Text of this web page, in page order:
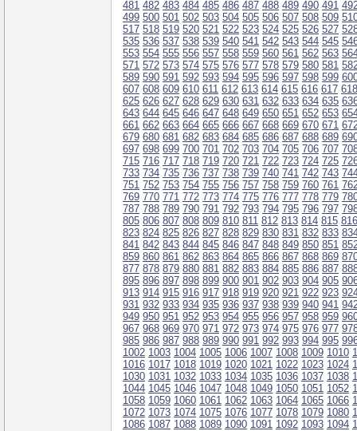
481 482 483 484 485 486 487 488 489 490 491
499 500 501 502 503 504 505 506 507 508 509
517 518 519 520 521 522 523 524 525 526 527
535 536 537 538 539 540 541 542 543 544 545
553 554 555 556 557 558 559 560 561 562 563
571 572 573 574 575 576 577 578 579 580 581
589 590 591 592 593 594 595 596 597 598 599
607 608 609 610 611 612 613 614 615 616 617 618
625 626 627 628 629 630 631 632 633 634 635
643 644 645 646 647 648 649 650 651 652 653
661 662 663 664 665 666 667 668 669 670 671
679 680 681 682 683 684 685 686 687 688 689
697 698 699 700 701 702 703 704 705 706 707
715 716 717 718 719 720 721 722 723 724 725
733 734 735 736 737 738 739 740 741 742 743
751 752 753 754 755 756 757 758 759 760 761
769 770 771 772 773 774 775 776 777 778 779
787 788 789 790 791 792 793 794 795 796 797
805 806 807 808 809 810 811 812 813 814 815 816
823 824 825 826 827 828 829 830 831 832 833
841 842 843 844 845 846 847 848 849 850 851
859 860 861 862 863 864 865 866 867 868 869
877 878 879 880 881 882 883 884 885 886 887
895 896 897 898 899 900 901 902 903 904 905
913 914 915 916 917 918 919 920 921 922 923
931 932 933 934 935 936 937 938 939 940 941
949 950 951 952 953 954 955 956 957 958 959
967 968 969 970 971 972 973 974 975 976 977
985 986 987 988 989 990 991 992 993 994 995
1002 1003 1004 1005 1006 1007 1008 1009 1010
1016 1017 1018 1019 1020 1021 1022 1023 1024
1030 1031 1032 1033 1034 1035 1036 1037 1038
1044 1045 1046 1047 1048 1049 1050 1051 1052
1058 1059 1060 1061 1062 1063 1064 1065 1066
1072 1073 1074 1075 1076 1077 1078 1079 1080
1086 1087 1088 1089 1090 1091 1092 1093 1094